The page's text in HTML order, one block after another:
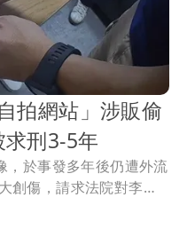
拍網站」涉販偷
刑3-5年
，於事發多年後仍遭外流
創傷，請求法院對李男